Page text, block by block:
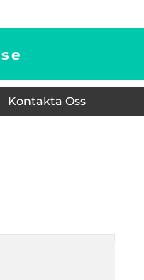
se
Kontakta Oss